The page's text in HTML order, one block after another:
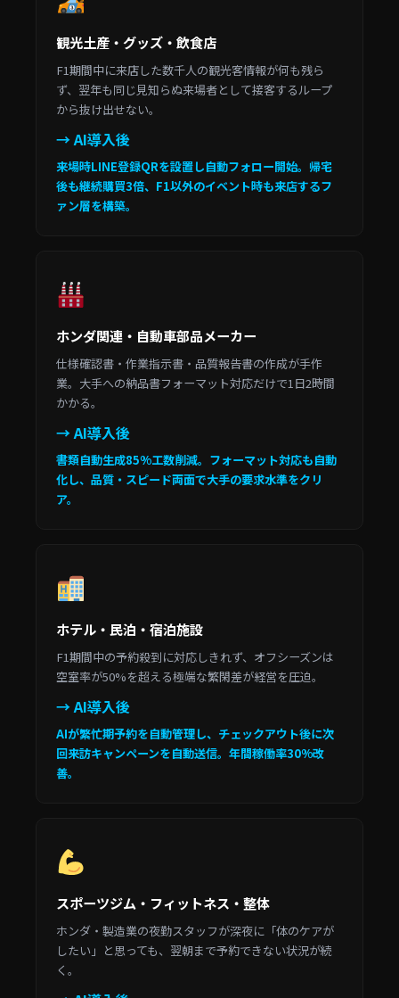
観光土産・グッズ・飲食店
F1期間中に来店した数千人の観光客情報が何も残ら
ず、翌年も同じ見知らぬ来場者として接客するループ
から抜け出せない。
→ AI導入後
来場時LINE登録QRを設置し自動フォロー開始。帰宅
後も継続購買3倍、F1以外のイベント時も来店するフ
ァン層を構築。
ホンダ関連・自動車部品メーカー
仕様確認書・作業指示書・品質報告書の作成が手作
業。大手への納品書フォーマット対応だけで1日2時間
かかる。
→ AI導入後
書類自動生成85%工数削減。フォーマット対応も自動
化し、品質・スピード両面で大手の要求水準をクリ
ア。
ホテル・民泊・宿泊施設
F1期間中の予約殺到に対応しきれず、オフシーズンは
空室率が50%を超える極端な繁閑差が経営を圧迫。
→ AI導入後
AIが繁忙期予約を自動管理し、チェックアウト後に次
回来訪キャンペーンを自動送信。年間稼働率30%改
善。
スポーツジム・フィットネス・整体
ホンダ・製造業の夜勤スタッフが深夜に「体のケアが
したい」と思っても、翌朝まで予約できない状況が続
く。